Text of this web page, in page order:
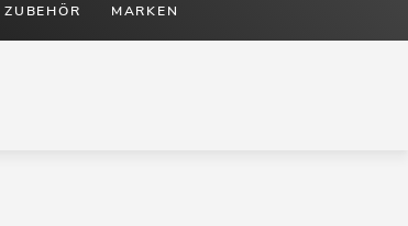
ZUBEHÖR MARKEN